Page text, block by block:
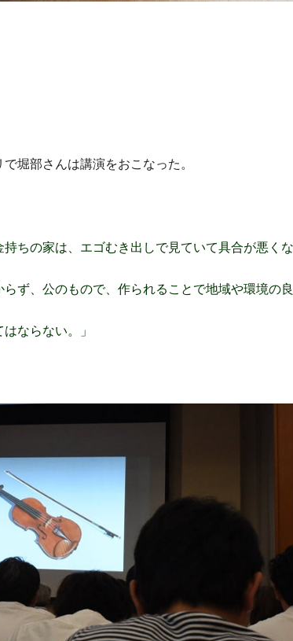
堀部さんは講演をおこなった。
持ちの家は、エゴむき出しで見ていて具合が悪くな
ず、公のもので、作られることで地域や環境の良
ならない。」